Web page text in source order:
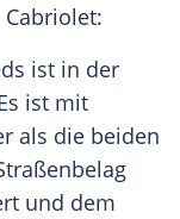
ist in der
ist mit
als die beiden
und dem